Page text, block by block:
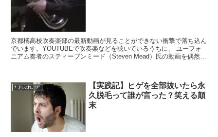
京都橘高校吹奏楽部の最新動画が見ることができない衝撃で落ち込ん
でいます。YOUTUBEで吹奏楽などを聴いているうちに、 ユーフォ
ニアム奏者のスティーブンミード（Steven Mead）氏の動画を偶然発
たわぶれごと
【実践記】ヒゲを全部抜いたら永
久脱毛って誰が言った？笑える顛
末